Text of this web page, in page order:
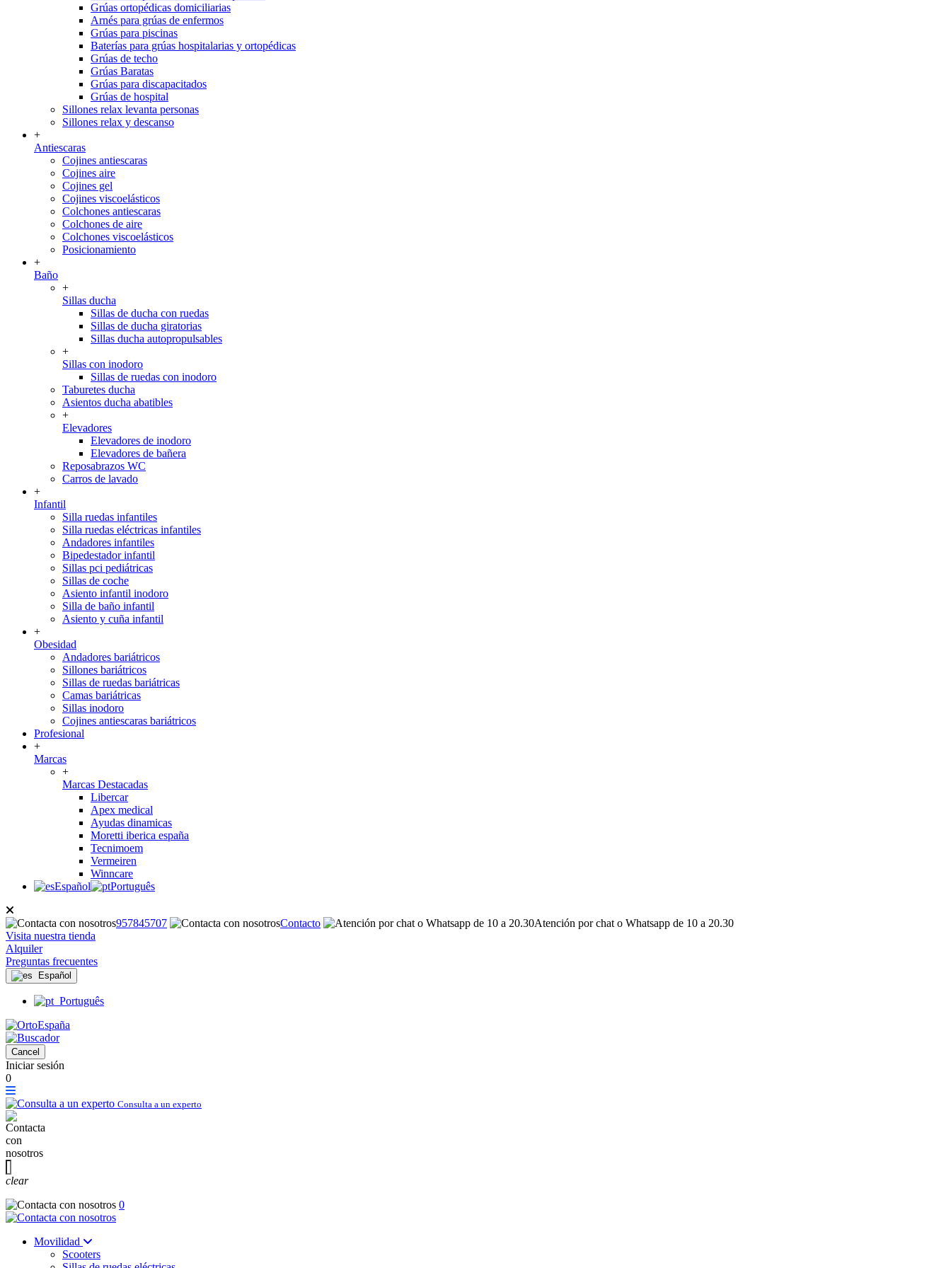
Grúas ortopédicas domiciliarias
Arnés para grúas de enfermos
Grúas para piscinas
Baterías para grúas hospitalarias y ortopédicas
Grúas de techo
Grúas Baratas
Grúas para discapacitados
Grúas de hospital
Sillones relax levanta personas
Sillones relax y descanso
+
Antiescaras
Cojines antiescaras
Cojines aire
Cojines gel
Cojines viscoelásticos
Colchones antiescaras
Colchones de aire
Colchones viscoelásticos
Posicionamiento
+
Baño
+
Sillas ducha
Sillas de ducha con ruedas
Sillas de ducha giratorias
Sillas ducha autopropulsables
+
Sillas con inodoro
Sillas de ruedas con inodoro
Taburetes ducha
Asientos ducha abatibles
+
Elevadores
Elevadores de inodoro
Elevadores de bañera
Reposabrazos WC
Carros de lavado
+
Infantil
Silla ruedas infantiles
Silla ruedas eléctricas infantiles
Andadores infantiles
Bipedestador infantil
Sillas pci pediátricas
Sillas de coche
Asiento infantil inodoro
Silla de baño infantil
Asiento y cuña infantil
+
Obesidad
Andadores bariátricos
Sillones bariátricos
Sillas de ruedas bariátricas
Camas bariátricas
Sillas inodoro
Cojines antiescaras bariátricos
Profesional
+
Marcas
+
Marcas Destacadas
Libercar
Apex medical
Ayudas dinamicas
Moretti iberica españa
Tecnimoem
Vermeiren
Winncare
Español
Português
957845707 Contacto
Atención por chat o Whatsapp de 10 a 20.30
Visita nuestra tienda
Alquiler
Preguntas frecuentes
Español
Português
Cancel
Iniciar sesión
0
Consulta a un experto
clear
0
Movilidad
Scooters